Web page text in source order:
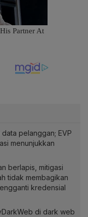
pelanggan; EVP
menunjukkan
berlapis, mitigasi
tidak membagikan
kredensial
di dark web